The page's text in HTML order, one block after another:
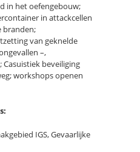
in het oefengebouw;
in attackcellen
branden;
van geknelde
–,
beveiliging
workshops openen
IGS, Gevaarlijke